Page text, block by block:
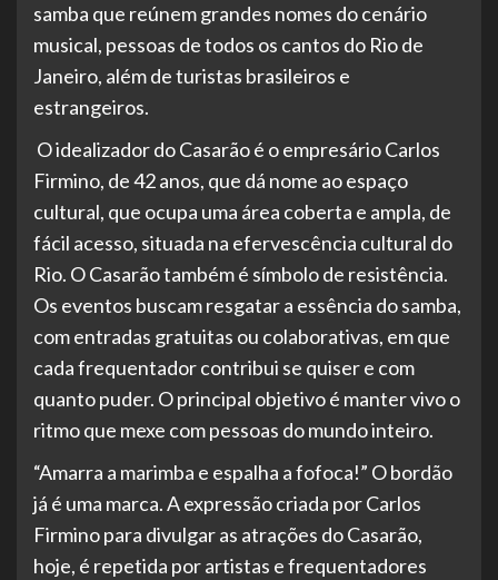
samba que reúnem grandes nomes do cenário
musical, pessoas de todos os cantos do Rio de
Janeiro, além de turistas brasileiros e
estrangeiros.
O idealizador do Casarão é o empresário Carlos
Firmino, de 42 anos, que dá nome ao espaço
cultural, que ocupa uma área coberta e ampla, de
fácil acesso, situada na efervescência cultural do
Rio. O Casarão também é símbolo de resistência.
Os eventos buscam resgatar a essência do samba,
com entradas gratuitas ou colaborativas, em que
cada frequentador contribui se quiser e com
quanto puder. O principal objetivo é manter vivo o
ritmo que mexe com pessoas do mundo inteiro.
“Amarra a marimba e espalha a fofoca!” O bordão
já é uma marca. A expressão criada por Carlos
Firmino para divulgar as atrações do Casarão,
hoje, é repetida por artistas e frequentadores